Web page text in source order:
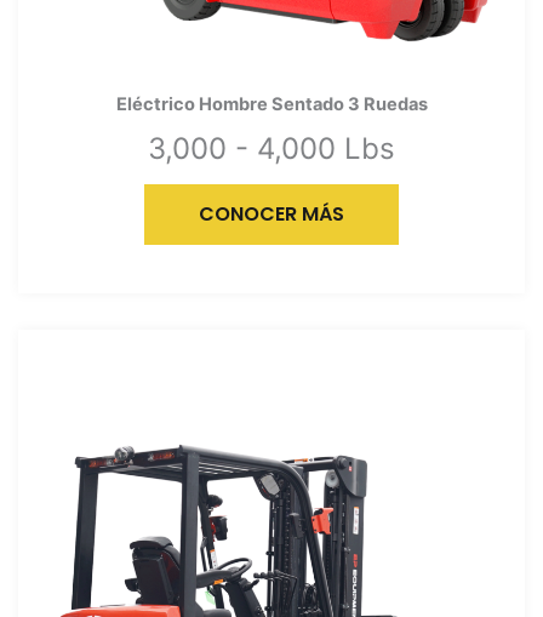
Eléctrico Hombre Sentado 3 Ruedas
3,000 - 4,000 Lbs
CONOCER MÁS